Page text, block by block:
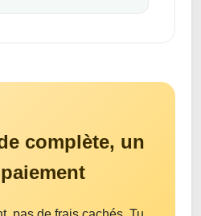
complète, un